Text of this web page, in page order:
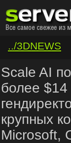
../3DNEWS
/VAR/
Scale AI
более
крупных
Microsoft,